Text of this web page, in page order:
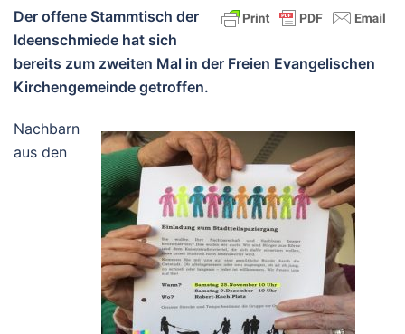
Der offene Stammtisch der
Ideenschmiede hat sich
bereits zum zweiten Mal in der Freien Evangelischen
Kirchengemeinde getroffen.
Nachbarn
aus den